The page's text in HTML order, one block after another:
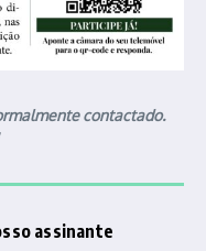
contactado.
assinante